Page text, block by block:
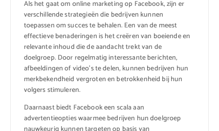
Als het gaat om online marketing op Facebook, zijn er
verschillende strategieën die bedrijven kunnen
toepassen om succes te behalen. Een van de meest
effectieve benaderingen is het creëren van boeiende en
relevante inhoud die de aandacht trekt van de
doelgroep. Door regelmatig interessante berichten,
afbeeldingen of video’s te delen, kunnen bedrijven hun
merkbekendheid vergroten en betrokkenheid bij hun
volgers stimuleren.
Daarnaast biedt Facebook een scala aan
advertentieopties waarmee bedrijven hun doelgroep